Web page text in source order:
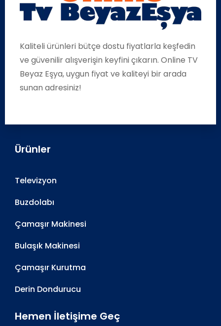
Kaliteli ürünleri bütçe dostu fiyatlarla keşfedin
ve güvenilir alışverişin keyfini çıkarın. Online TV
Beyaz Eşya, uygun fiyat ve kaliteyi bir arada
sunan adresiniz!
Ürünler
Televizyon
Buzdolabı
Çamaşır Makinesi
Bulaşık Makinesi
Çamaşır Kurutma
Derin Dondurucu
Hemen İletişime Geç